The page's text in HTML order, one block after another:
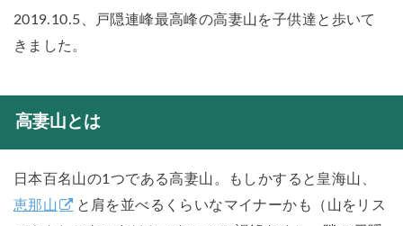
2019.10.5、戸隠連峰最高峰の高妻山を子供達と歩いて
きました。
高妻山とは
日本百名山の1つである高妻山。もしかすると皇海山、
恵那山
と肩を並べるくらいなマイナーかも（山をリス